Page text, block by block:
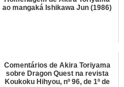
ao mangaká Ishikawa Jun (1986)
Comentários de Akira Toriyama
sobre Dragon Quest na revista
Koukoku Hihyou, nº 96, de 1º de